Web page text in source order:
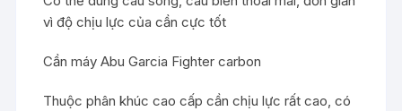
vì độ chịu lực của cần cực tốt
Cần máy Abu Garcia Fighter carbon
Thuộc phân khúc cao cấp cần chịu lực rất cao, có